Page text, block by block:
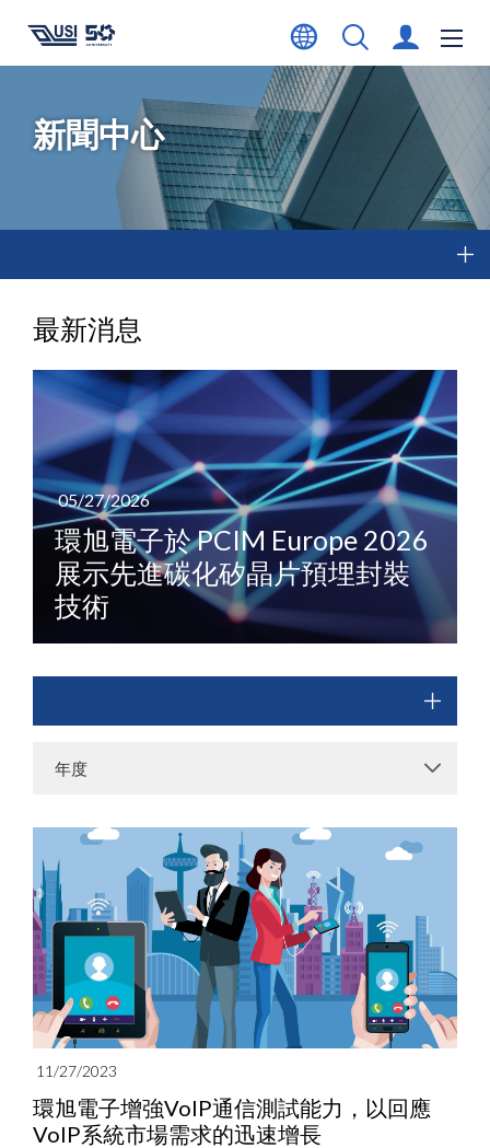
新聞中心
最新消息
05/27/2026
環旭電子於 PCIM Europe 2026
展示先進碳化矽晶片預埋封裝
技術
年度
11/27/2023
環旭電子增強VoIP通信測試能力，以回應
VoIP系統市場需求的迅速增長